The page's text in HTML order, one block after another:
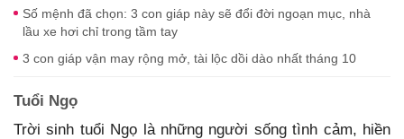
Số mệnh đã chọn: 3 con giáp này sẽ đổi đời ngoạn mục, nhà
lầu xe hơi chỉ trong tầm tay
3 con giáp vận may rộng mở, tài lộc dồi dào nhất tháng 10
Tuổi Ngọ
Trời sinh tuổi Ngọ là những người sống tình cảm, hiền